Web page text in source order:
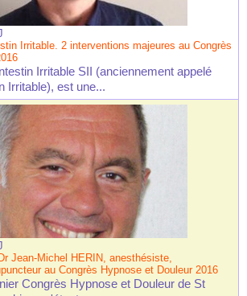
Irritable. 2 interventions majeures au Congrès
Irritable SII (anciennement appelé
Irritable), est une...
Jean-Michel HERIN, anesthésiste,
au Congrès Hypnose et Douleur 2016
Congrès Hypnose et Douleur de St